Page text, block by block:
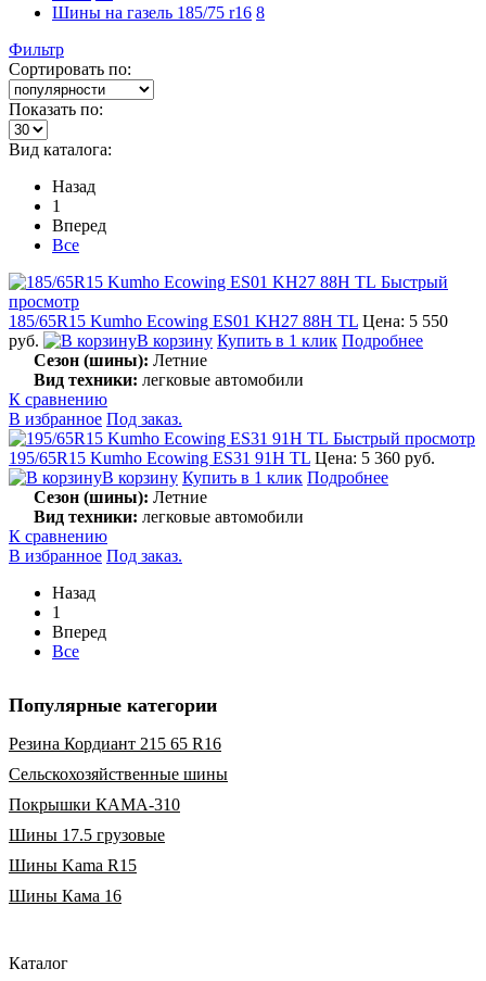
Шины на газель 185/75 r16 8
Фильтр
Сортировать по:
Показать по:
Вид каталога:
Назад
1
Вперед
Все
Быстрый
просмотр
185/65R15 Kumho Ecowing ES01 KH27 88H TL Цена: 5 550
руб.
В корзину Купить в 1 клик Подробнее
Сезон (шины): Летние
Вид техники: легковые автомобили
К сравнению
В избранное Под заказ.
Быстрый просмотр
195/65R15 Kumho Ecowing ES31 91H TL Цена: 5 360 руб.
В корзину Купить в 1 клик Подробнее
Сезон (шины): Летние
Вид техники: легковые автомобили
К сравнению
В избранное Под заказ.
Назад
1
Вперед
Все
Популярные категории
Резина Кордиант 215 65 R16
Сельскохозяйственные шины
Покрышки КАМА-310
Шины 17.5 грузовые
Шины Kama R15
Шины Кама 16
Каталог